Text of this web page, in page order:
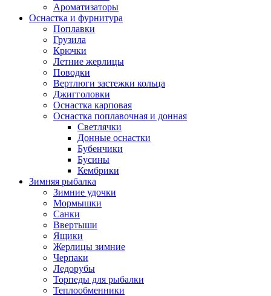
Ароматизаторы
Оснастка и фурнитура
Поплавки
Грузила
Крючки
Летние жерлицы
Поводки
Вертлюги застежки кольца
Джигголовки
Оснастка карповая
Оснастка поплавочная и донная
Светлячки
Донные оснастки
Бубенчики
Бусины
Кембрики
Зимняя рыбалка
Зимние удочки
Мормышки
Санки
Ввертыши
Ящики
Жерлицы зимние
Черпаки
Ледорубы
Торпеды для рыбалки
Теплообменники